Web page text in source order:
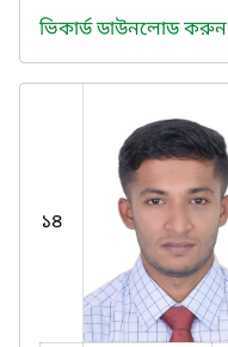
ভিকার্ড ডাউনলোড করুন
১৪